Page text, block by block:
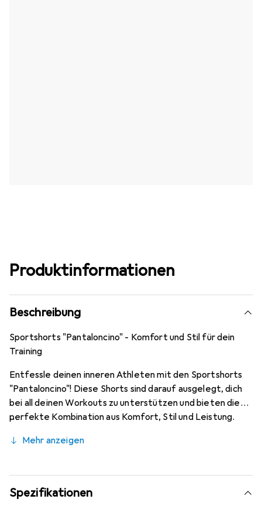
Produktinformationen
Beschreibung
Sportshorts "Pantaloncino" - Komfort und Stil für dein
Training
Entfessle deinen inneren Athleten mit den Sportshorts
"Pantaloncino"! Diese Shorts sind darauf ausgelegt, dich
bei all deinen Workouts zu unterstützen und bieten die
perfekte Kombination aus Komfort, Stil und Leistung.
sie unvergleichliche Bewegungsfreiheit und ein leichtes
Wahl für Athleten aller Leistungsstufen sind!
Mehr anzeigen
Spezifikationen